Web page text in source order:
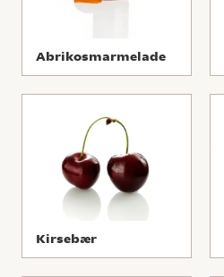
Abrikosmarmelade
Kirsebær